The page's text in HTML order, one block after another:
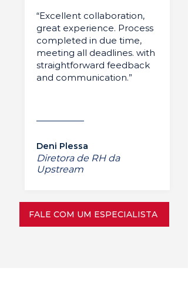
“Excellent collaboration,
great experience. Process
completed in due time,
meeting all deadlines. with
straightforward feedback
and communication.”
Deni Plessa
Diretora de RH da
Upstream
FALE COM UM ESPECIALISTA